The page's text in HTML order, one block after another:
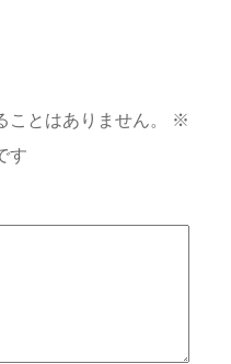
とはありません。
※
す